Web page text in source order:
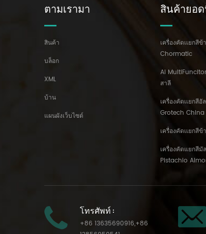
ตามเรามา
สินค้า
บล็อก
XML
บ้าน
แผนผังเว็บไซต์
สินค้ายอ
เครื่องคัดเเยกสี
Chormatic
AI
สาลี
เครื่องคัดเเยกสี
Grotech China
เครื่องคัดเเยก
เครื่องคัดแยกสี
Pistachio
โทรศัพท์ :
+86 13635690916,+86